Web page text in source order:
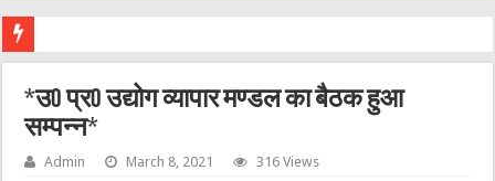
*उ0 प्र0 उद्योग व्यापार मण्डल का बैठक हुआ
सम्पन्न*
Admin March 8, 2021 316 Views